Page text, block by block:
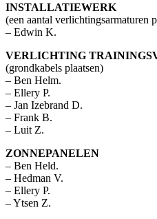
INSTALLATIEWERK
(een aantal verlichtingsarmaturen
– Edwin K.
VERLICHTING
(grondkabels plaatsen)
– Ben Helm.
– Ellery P.
– Jan Izebrand D.
– Frank B.
– Luit Z.
ZONNEPANELEN
– Ben Held.
– Hedman V.
– Ellery P.
– Ytsen Z.